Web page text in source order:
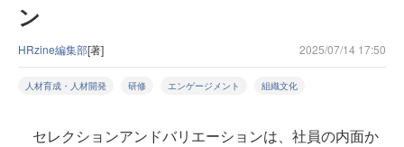
ン
HRzine編集部[著] 2025/07/14 17:50
人材育成・人材開発 研修 エンゲージメント 組織文化
セレクションアンドバリエーションは、社員の内面か